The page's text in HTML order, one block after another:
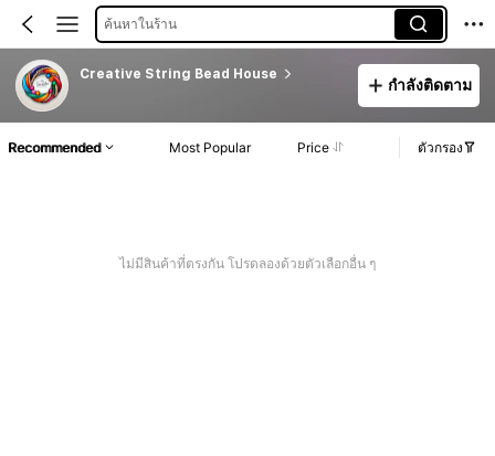
ค้นหาในร้าน
Creative String Bead House
กำลังติดตาม
Recommended Most Popular Price ตัวกรอง
ไม่มีสินค้าที่ตรงกัน โปรดลองด้วยตัวเลือกอื่น ๆ